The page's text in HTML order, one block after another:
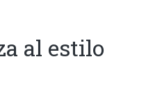
al estilo